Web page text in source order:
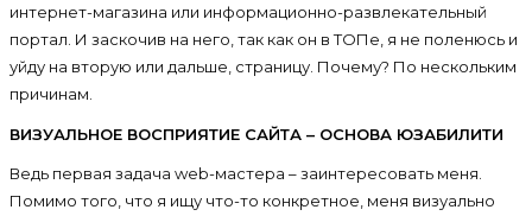
интернет-магазина или информационно-развлекательный
портал. И заскочив на него, так как он в ТОПе, я не поленюсь и
уйду на вторую или дальше, страницу. Почему? По нескольким
причинам.
ВИЗУАЛЬНОЕ ВОСПРИЯТИЕ САЙТА – ОСНОВА ЮЗАБИЛИТИ
Ведь первая задача web-мастера – заинтересовать меня.
Помимо того, что я ищу что-то конкретное, меня визуально